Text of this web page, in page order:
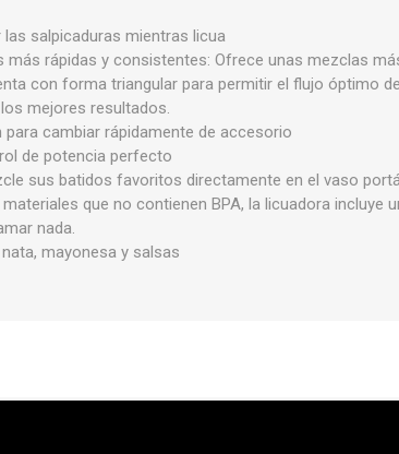
salpicaduras mientras licua
más rápidas y consistentes: Ofrece unas mezclas
con forma triangular para permitir el flujo óptimo
mejores resultados.
cambiar rápidamente de accesorio
de potencia perfecto
sus batidos favoritos directamente en el vaso
que no contienen BPA, la licuadora incluye
nada.
mayonesa y salsas